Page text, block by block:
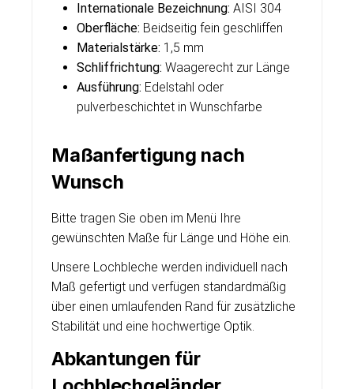
Internationale Bezeichnung: AISI 304
Oberfläche: Beidseitig fein geschliffen
Materialstärke: 1,5 mm
Schliffrichtung: Waagerecht zur Länge
Ausführung: Edelstahl oder
pulverbeschichtet in Wunschfarbe
Maßanfertigung nach
Wunsch
Bitte tragen Sie oben im Menü Ihre
gewünschten Maße für Länge und Höhe ein.
Unsere Lochbleche werden individuell nach
Maß gefertigt und verfügen standardmäßig
über einen umlaufenden Rand für zusätzliche
Stabilität und eine hochwertige Optik.
Abkantungen für